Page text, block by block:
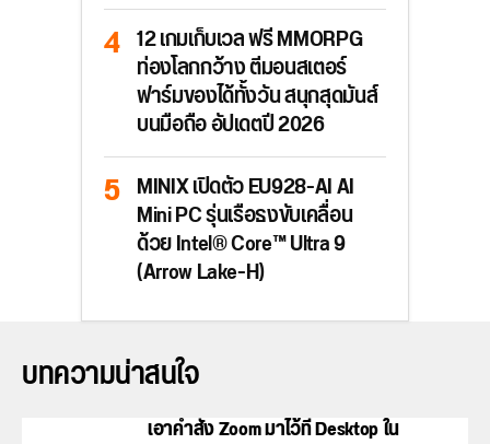
12 เกมเก็บเวล ฟรี MMORPG
ท่องโลกกว้าง ตีมอนสเตอร์
ฟาร์มของได้ทั้งวัน สนุกสุดมันส์
บนมือถือ อัปเดตปี 2026
MINIX เปิดตัว EU928-AI AI
Mini PC รุ่นเรือธงขับเคลื่อน
ด้วย Intel® Core™ Ultra 9
(Arrow Lake-H)
บทความน่าสนใจ
เอาคำสั่ง Zoom มาไว้ที่ Desktop ใน